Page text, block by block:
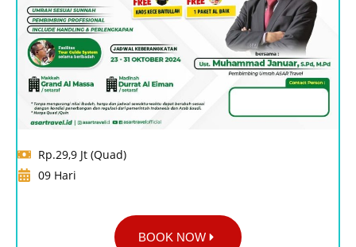
Rp.29,9 Jt (Quad)
09 Hari
BOOK NOW